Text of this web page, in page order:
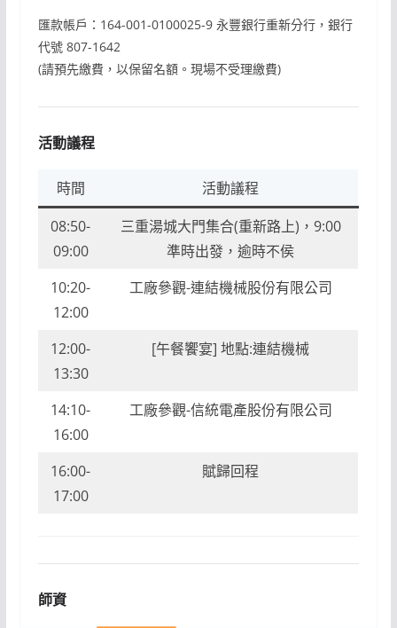
匯款帳戶：164-001-0100025-9 永豐銀行重新分行，銀行
代號 807-1642
(請預先繳費，以保留名額。現場不受理繳費)
活動議程
時間
活動議程
08:50-
09:00
三重湯城大門集合(重新路上)，9:00
準時出發，逾時不侯
10:20-
12:00
工廠參觀-連結機械股份有限公司
12:00-
13:30
[午餐饗宴] 地點:連結機械
14:10-
16:00
工廠參觀-信統電產股份有限公司
16:00-
17:00
賦歸回程
師資